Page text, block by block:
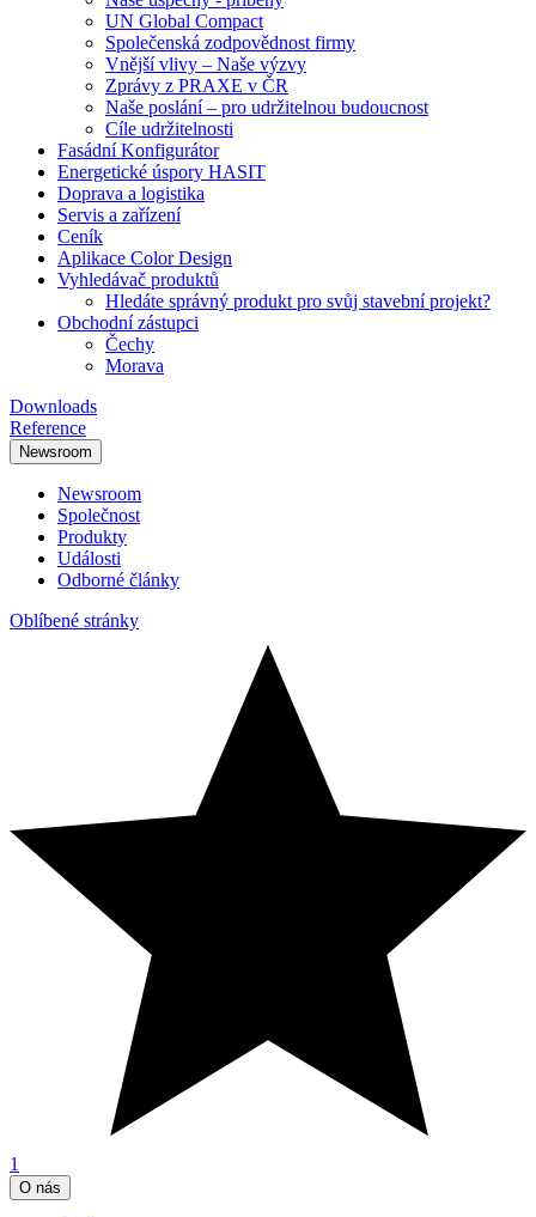
UN Global Compact
Společenská zodpovědnost firmy
Vnější vlivy – Naše výzvy
Zprávy z PRAXE v ČR
Naše poslání – pro udržitelnou budoucnost
Cíle udržitelnosti
Fasádní Konfigurátor
Energetické úspory HASIT
Doprava a logistika
Servis a zařízení
Ceník
Aplikace Color Design
Vyhledávač produktů
Hledáte správný produkt pro svůj stavební projekt?
Obchodní zástupci
Čechy
Morava
Downloads
Reference
Newsroom
Newsroom
Společnost
Produkty
Události
Odborné články
Oblíbené stránky
1
O nás